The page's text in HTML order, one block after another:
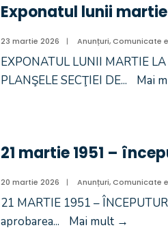
Exponatul lunii
23 martie 2026 | Anunțuri,Comunicate
EXPONATUL LUNII MARTIE
PLANŞELE SECŢIEI DE... Mai
21 martie 1951 –
20 martie 2026 | Anunțuri,Comunicate
21 MARTIE 1951 –
aprobarea... Mai mult →